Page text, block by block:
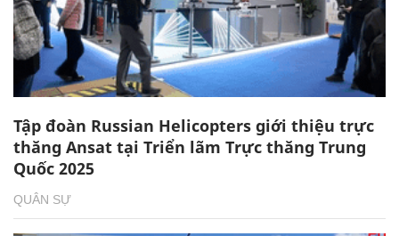
Tập đoàn Russian Helicopters giới thiệu trực
thăng Ansat tại Triển lãm Trực thăng Trung
Quốc 2025
QUÂN SỰ